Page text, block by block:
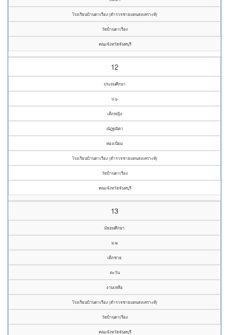
โรงเรียนบ้านตาเรือง (ตำรวจชายแดนสงเคราะห์)
วัดบ้านตาเรือง
คณะจังหวัดจันทบุรี
12
ประถมศึกษา
ป.๖
เด็กหญิง
ณัฏฐณิดา
ทองเนียม
โรงเรียนบ้านตาเรือง (ตำรวจชายแดนสงเคราะห์)
วัดบ้านตาเรือง
คณะจังหวัดจันทบุรี
13
มัธยมศึกษา
ม.๒
เด็กชาย
ตะวัน
งามเหลือ
โรงเรียนบ้านตาเรือง (ตำรวจชายแดนสงเคราะห์)
วัดบ้านตาเรือง
คณะจังหวัดจันทบุรี